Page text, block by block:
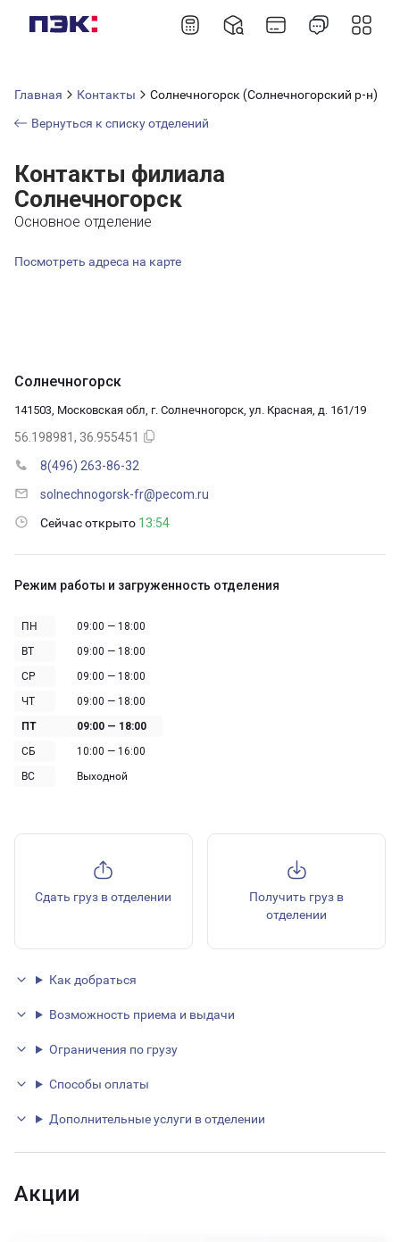
Главная Контакты
Солнечногорск (Солнечногорский р-н)
Вернуться к списку отделений
Контакты филиала
Солнечногорск
Основное отделение
Посмотреть адреса на карте
Солнечногорск
141503, Московская обл, г. Солнечногорск, ул. Красная, д. 161/19
56.198981, 36.955451
8(496) 263-86-32
solnechnogorsk-fr@pecom.ru
Сейчас открыто 13:54
Режим работы и загруженность отделения
ПН
09:00 — 18:00
ВТ
09:00 — 18:00
СР
09:00 — 18:00
ЧТ
09:00 — 18:00
ПТ
09:00 — 18:00
СБ
10:00 — 16:00
ВС
Выходной
Сдать груз в отделении
Получить груз в
отделении
Как добраться
Возможность приема и выдачи
Ограничения по грузу
Способы оплаты
Дополнительные услуги в отделении
Акции